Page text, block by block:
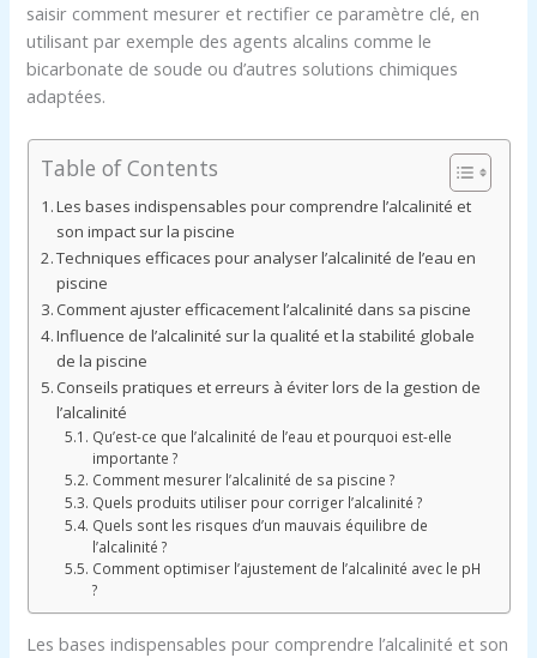
saisir comment mesurer et rectifier ce paramètre clé, en
utilisant par exemple des agents alcalins comme le
bicarbonate de soude ou d’autres solutions chimiques
adaptées.
Table of Contents
Les bases indispensables pour comprendre l’alcalinité et
son impact sur la piscine
Techniques efficaces pour analyser l’alcalinité de l’eau en
piscine
Comment ajuster efficacement l’alcalinité dans sa piscine
Influence de l’alcalinité sur la qualité et la stabilité globale
de la piscine
Conseils pratiques et erreurs à éviter lors de la gestion de
l’alcalinité
Qu’est-ce que l’alcalinité de l’eau et pourquoi est-elle
importante ?
Comment mesurer l’alcalinité de sa piscine ?
Quels produits utiliser pour corriger l’alcalinité ?
Quels sont les risques d’un mauvais équilibre de
l’alcalinité ?
Comment optimiser l’ajustement de l’alcalinité avec le pH
?
Les bases indispensables pour comprendre l’alcalinité et son